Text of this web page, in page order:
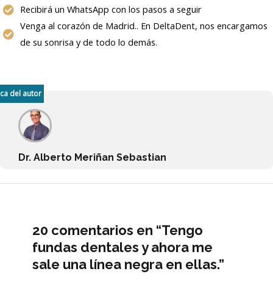
Recibirá un WhatsApp con los pasos a seguir
Venga al corazón de Madrid.. En DeltaDent, nos encargamos
de su sonrisa y de todo lo demás.
del autor
Dr. Alberto Meriñan Sebastian
20 comentarios en “Tengo
fundas dentales y ahora me
sale una línea negra en ellas.”